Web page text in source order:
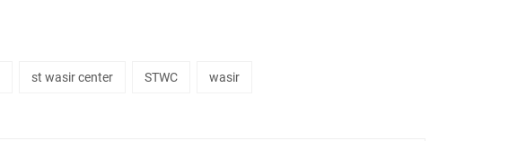
st wasir center STWC wasir